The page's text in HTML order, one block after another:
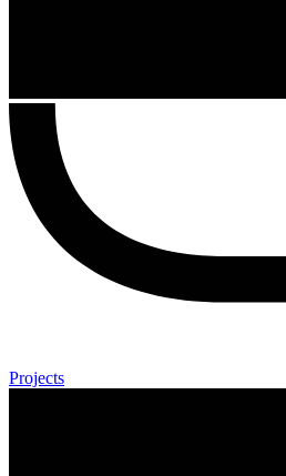
Projects